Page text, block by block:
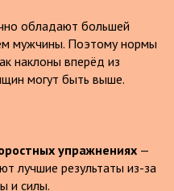
обладают большей
мужчины. Поэтому нормы
наклоны вперёд из
могут быть выше.
упражнениях —
лучшие результаты из-за
и силы.